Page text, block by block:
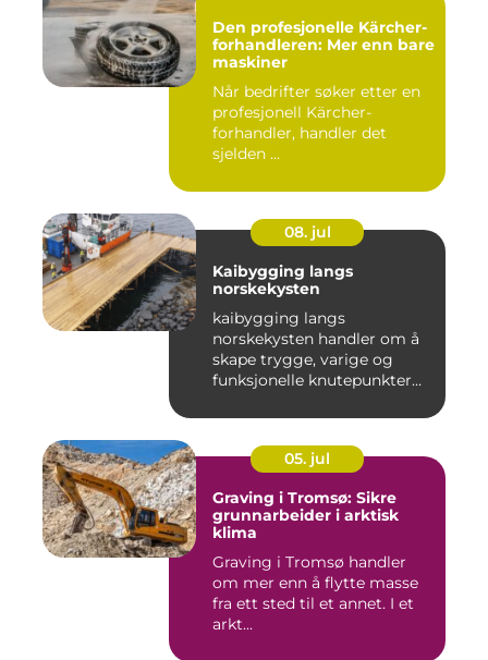
Den profesjonelle Kärcher-
forhandleren: Mer enn bare
maskiner
Når bedrifter søker etter en
profesjonell Kärcher-
forhandler, handler det
sjelden ...
08. jul
Kaibygging langs
norskekysten
kaibygging langs
norskekysten handler om å
skape trygge, varige og
funksjonelle knutepunkter
05. jul
Graving i Tromsø: Sikre
grunnarbeider i arktisk
klima
Graving i Tromsø handler
om mer enn å flytte masse
fra ett sted til et annet. I et
arkt...